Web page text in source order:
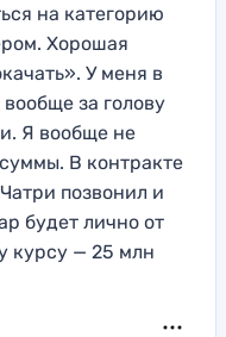
на категорию
Хорошая
У меня в
за голову
Я вообще не
В контракте
позвонил и
будет лично от
курсу — 25 млн